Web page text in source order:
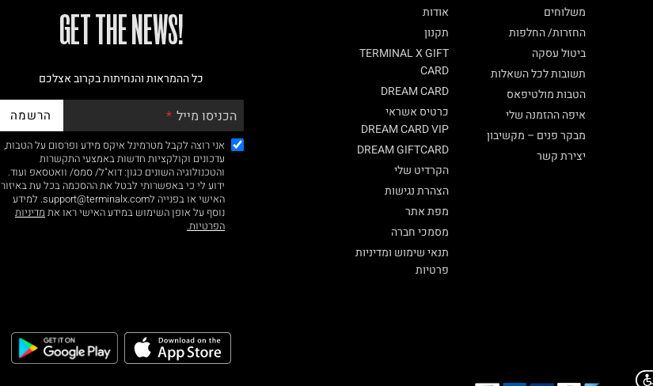
!GET THE NEWS
כל ההמראות והנחיתות בקרוב אצלכם
הכניסו מייל הרשמה
אני רוצה לקבל מטרמינל איקס מידע ופרסום על הטבות,
עדכונים וקולקציות חדשות באמצעי התקשרות
והטכנולוגיה השונים כגון: דוא"ל/ סמס/ וואטסאפ ועוד.
ידוע לי כי באפשרותי לבטל את ההסכמה בכל עת באיזור
האישי או בפנייה לsupport@terminalx.com. למידע
נוסף על אופן השימוש במידע האישי ראו את מדיניות
הפרטיות.
אודות
תקנון
TERMINAL X GIFT
CARD
DREAM CARD
כרטיס אשראי
DREAM CARD VIP
DREAM GIFTCARD
הקרדיט שלי
הצהרת נגישות
מפת אתר
מסמכי חברה
תנאי שימוש ומדיניות
פרטיות
משלוחים
החזרות/ החלפות
ביטול עסקה
תשובות לכל השאלות
הטבות מולטיפאס
איפה ההזמנה שלי
מבקר פנים – מקשיבון
יצירת קשר